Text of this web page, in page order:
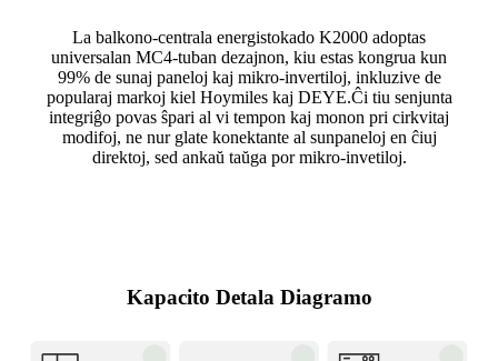
La balkono-centrala energistokado K2000 adoptas
universalan MC4-tuban dezajnon, kiu estas kongrua kun
99% de sunaj paneloj kaj mikro-invertiloj, inkluzive de
popularaj markoj kiel Hoymiles kaj DEYE.Ĉi tiu senjunta
integriĝo povas ŝpari al vi tempon kaj monon pri cirkvitaj
modifoj, ne nur glate konektante al sunpaneloj en ĉiuj
direktoj, sed ankaŭ taŭga por mikro-invetiloj.
Kapacito Detala Diagramo